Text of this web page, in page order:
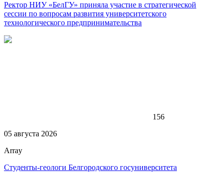
Ректор НИУ «БелГУ» приняла участие в стратегической
сессии по вопросам развития университетского
технологического предпринимательства
156
05 августа 2026
Array
Студенты-геологи Белгородского госуниверситета